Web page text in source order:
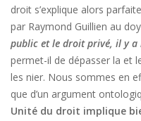
droit s’explique alors
par Raymond Guillien au
public et le droit privé, il y a
permet-il de dépasser la et
les nier. Nous sommes en
que d’un argument
Unité du droit implique